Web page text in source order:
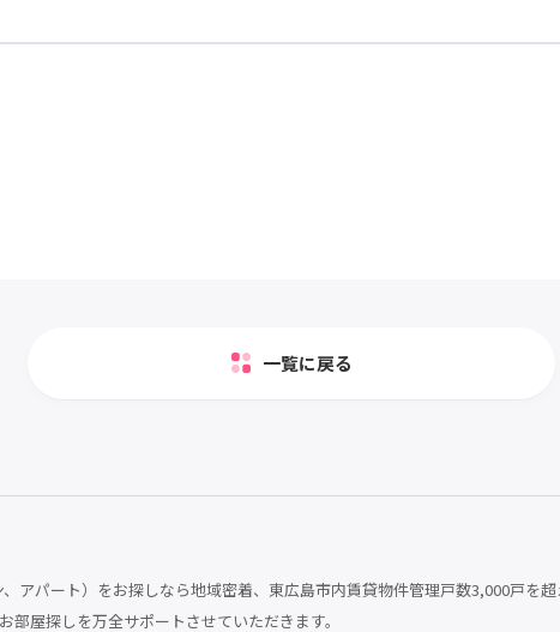
一覧に戻る
アパート）をお探しなら地域密着、東広島市内賃貸物件管理戸数3,000戸を
屋探しを万全サポートさせていただきます。